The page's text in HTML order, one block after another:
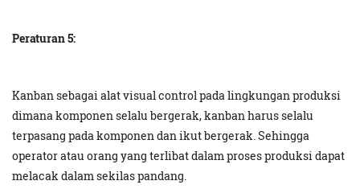
Peraturan 5:
Kanban sebagai alat visual control pada lingkungan produksi
dimana komponen selalu bergerak, kanban harus selalu
terpasang pada komponen dan ikut bergerak. Sehingga
operator atau orang yang terlibat dalam proses produksi dapat
melacak dalam sekilas pandang.